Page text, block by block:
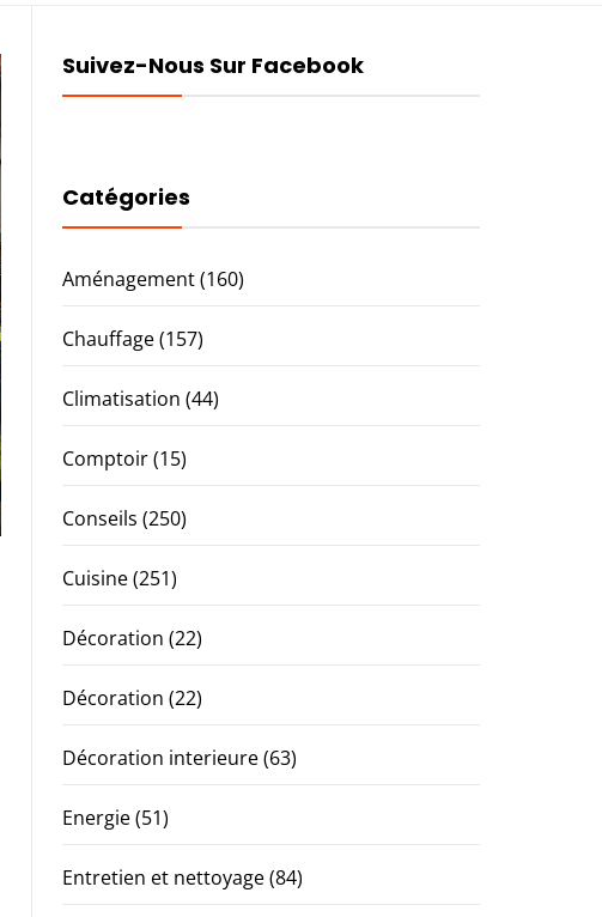
Suivez-Nous Sur Facebook
Catégories
Aménagement(160)
Chauffage(157)
Climatisation (44)
Comptoir(15)
Conseils (250)
Cuisine(251)
Décoration (22)
Décoration (22)
Décoration interieure(63)
Energie(51)
Entretien et nettoyage(84)